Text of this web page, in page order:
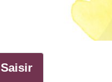
Saisir